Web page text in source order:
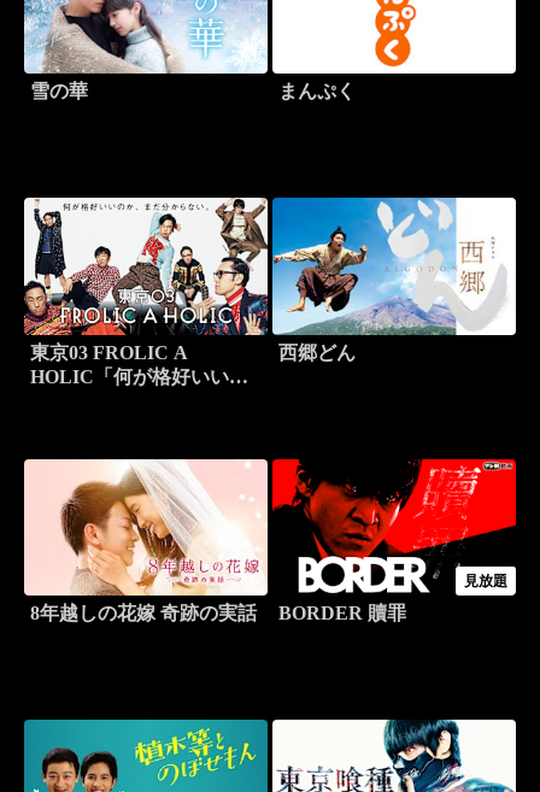
雪の華 まんぷく
東京03 FROLIC A
HOLIC「何が格好いいの
西郷どん
8年越しの花嫁 奇跡の実話
見放題
BORDER 贖罪